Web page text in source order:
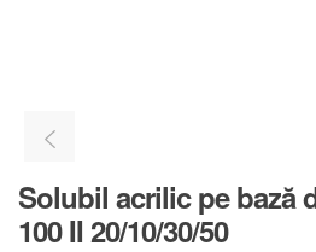
Solubil acrilic pe bază
100 II 20/10/30/50